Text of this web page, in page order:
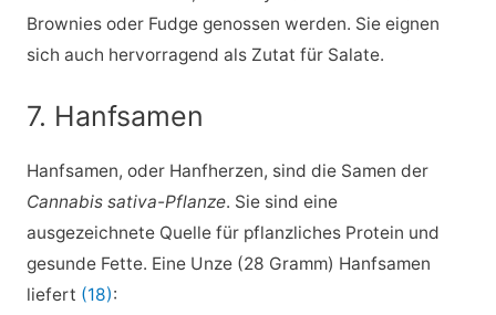
Brownies oder Fudge genossen werden. Sie eignen
sich auch hervorragend als Zutat für Salate.
7. Hanfsamen
Hanfsamen, oder Hanfherzen, sind die Samen der
Cannabis sativa-Pflanze. Sie sind eine
ausgezeichnete Quelle für pflanzliches Protein und
gesunde Fette. Eine Unze (28 Gramm) Hanfsamen
liefert (18):